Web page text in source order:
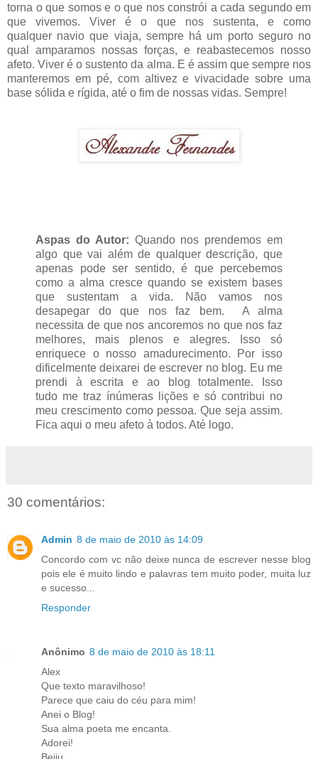
torna o que somos e o que nos constrói a cada segundo em
que vivemos. Viver é o que nos sustenta, e como
qualquer navio que viaja, sempre há um porto seguro no
qual amparamos nossas forças, e reabastecemos nosso
afeto. Viver é o sustento da alma. E é assim que sempre nos
manteremos em pé, com altivez e vivacidade sobre uma
base sólida e rígida, até o fim de nossas vidas. Sempre!
Aspas do Autor: Quando nos prendemos em
algo que vai além de qualquer descrição, que
apenas pode ser sentido, é que percebemos
como a alma cresce quando se existem bases
que sustentam a vida. Não vamos nos
desapegar do que nos faz bem. A alma
necessita de que nos ancoremos no que nos faz
melhores, mais plenos e alegres. Isso só
enriquece o nosso amadurecimento. Por isso
dificelmente deixarei de escrever no blog. Eu me
prendi à escrita e ao blog totalmente. Isso
tudo me traz ínúmeras lições e só contribui no
meu crescimento como pessoa. Que seja assim.
Fica aqui o meu afeto à todos. Até logo.
30 comentários:
Admin 8 de maio de 2010 às 14:09
Concordo com vc não deixe nunca de escrever nesse blog
pois ele é muito lindo e palavras tem muito poder, muita luz
e sucesso...
Responder
Anônimo 8 de maio de 2010 às 18:11
Alex
Que texto maravilhoso!
Parece que caiu do céu para mim!
Anei o Blog!
Sua alma poeta me encanta.
Adorei!